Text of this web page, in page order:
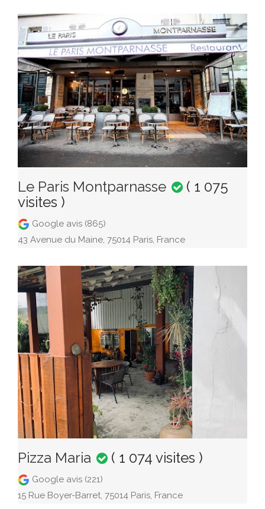
Le Paris Montparnasse
( 1 075
visites )
Google avis (865)
43 Avenue du Maine, 75014 Paris, France
Pizza Maria ( 1 074 visites )
Google avis (221)
15 Rue Boyer-Barret, 75014 Paris, France